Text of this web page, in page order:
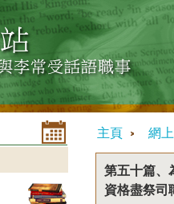
主頁 網
第五十篇、
資格盡祭司